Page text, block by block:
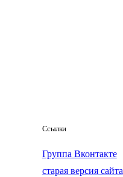
Ссылки
Группа Вконтакте
старая версия сайта